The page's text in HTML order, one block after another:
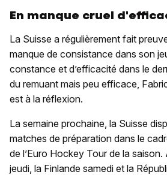
En manque cruel
La Suisse a régulièrement fait
manque de consistance dans son
constance et d’efficacité dans le
du remuant mais peu efficace,
est à la réflexion.
La semaine prochaine, la Suisse
matches de préparation dans le
de l’Euro Hockey Tour de la saison.
jeudi, la Finlande samedi et la